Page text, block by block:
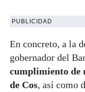
PUBLICIDAD
En concreto, a la
gobernador del
cumplimiento de
de Cos, así como